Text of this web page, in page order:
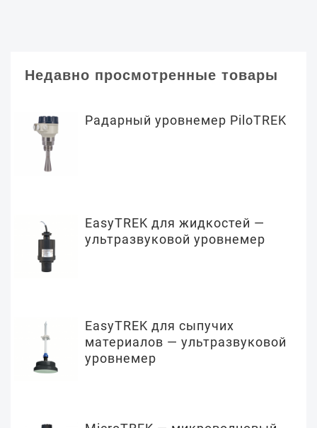
Недавно просмотренные товары
Радарный уровнемер PiloTREK
EasyTREK для жидкостей —
ультразвуковой уровнемер
EasyTREK для сыпучих
материалов — ультразвуковой
уровнемер